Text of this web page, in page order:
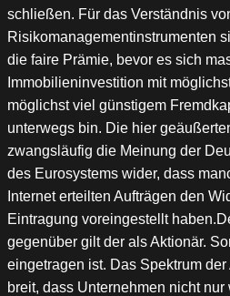
schließen. Für das Verständnis
Risikomanagementinstrumenten
die faire Prämie, bevor es sich
Immobilieninvestition mit
möglichst viel günstigem
unterwegs bin. Die hier
zwangsläufig die Meinung der
des Eurosystems wider, dass
Internet erteilten Aufträgen den
Eintragung voreingestellt
gegenüber gilt der als Aktionär.
eingetragen ist. Das Spektrum
breit, dass Unternehmen nicht